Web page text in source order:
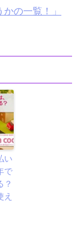
の一覧！」
い
で
？
え